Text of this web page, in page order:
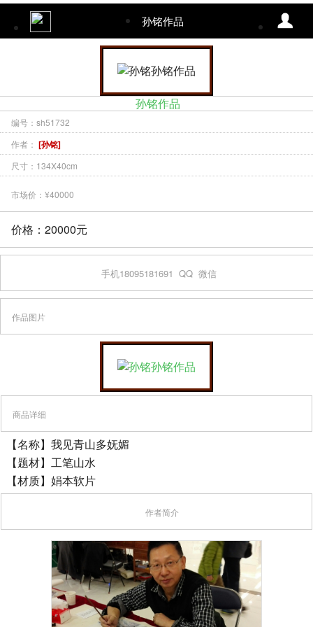
孙铭作品
孙铭作品
编号：sh51732
作者： [孙铭]
尺寸：134X40cm
市场价：¥40000
价格：20000元
手机18095181691 QQ 微信
作品图片
商品详细
【名称】我见青山多妩媚
【题材】工笔山水
【材质】娟本软片
作者简介